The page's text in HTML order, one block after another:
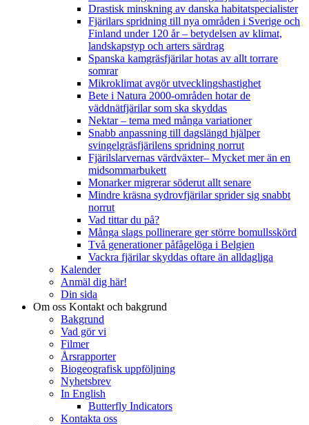
Drastisk minskning av danska habitatspecialister
Fjärilars spridning till nya områden i Sverige och
Finland under 120 år– betydelsen av klimat,
landskapstyp och arters särdrag
Spanska kamgräsfjärilar hotas av allt torrare
somrar
Mikroklimat avgör utvecklingshastighet
Bete i Natura 2000-områden hotar de
väddnätfjärilar som ska skyddas
Nektar – tema med många variationer
Snabb anpassning till dagslängd hjälper
svingelgräsfjärilens spridning norrut
Fjärilslarvernas värdväxter– Mycket mer än en
midsommarbukett
Monarker migrerar söderut allt senare
Mindre kräsna sydrovfjärilar sprider sig snabbt
norrut
Vad tittar du på?
Många slags pollinerare ger större bomullsskörd
Två generationer påfågelöga i Belgien
Vackra fjärilar skyddas oftare än alldagliga
Kalender
Anmäl dig här!
Din sida
Om oss Kontakt och bakgrund
Bakgrund
Vad gör vi
Filmer
Årsrapporter
Biogeografisk uppföljning
Nyhetsbrev
In English
Butterfly Indicators
Kontakta oss